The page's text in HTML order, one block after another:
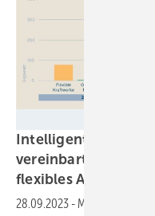
Intelligenter Markt:
vereinbarten
flexibles Abweichen
28.09.2023 -